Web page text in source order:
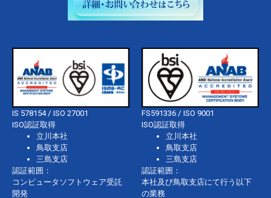
IS 578154 / ISO 27001
ISO認証取得
立川本社
鳥取支店
三島支店
認証範囲：
コンピュータソフトウェア受託
開発
FS591336 / ISO 9001
ISO認証取得
立川本社
鳥取支店
三島支店
認証範囲：
本社及び鳥取支店にて行う以下
の業務